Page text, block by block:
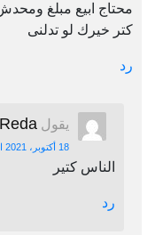
محتاج ابيع مبلغ
كتر خيرك لو تدلنى
رد
يقول
18 أكتوبر، 2021 الساعة 8:56 ص
الناس كتير
رد